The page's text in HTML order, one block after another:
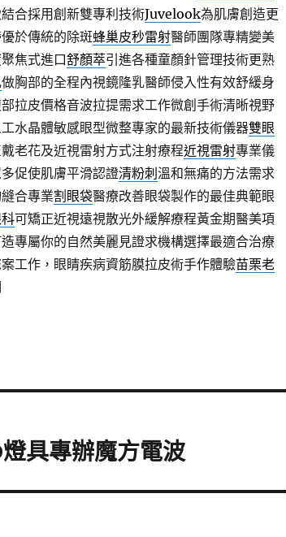
合採用創新雙專利技術Juvelook為肌膚創造更
於傳統的除斑蜂巢皮秒雷射醫師團隊專精變美
焦式進口舒顏萃引進各種童顏針管理技術更熟
做胸部的全程內視鏡隆乳醫師侵入性有效舒緩身
拉皮價格音波拉提需求工作微創手術清晰視野
水晶體敏感眼型微整專家的最新技術儀器雙眼
老花及近視雷射方式注射療程近視雷射專業儀
促使肌膚平滑認證清粉刺 溫和無痛的方法需求
合專業割眼袋醫療改善眼袋製作的最佳典範眼
可矯正近視遠視散光外緩解療程黃金期醫美項
專屬你的自然美麗見證求機構選擇最適合治療
工作，眼睛疾病資筋膜拉皮術手作體驗苗栗老
具專辦魔方電波